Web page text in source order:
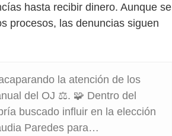
hasta recibir dinero. Aunque se
procesos, las denuncias siguen
la atención de los
del OJ ⚖️. 🧩 Dentro del
buscado influir en la elección
Paredes para…